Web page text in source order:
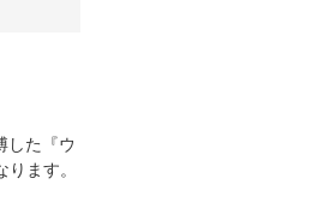
した『ウ
ます。